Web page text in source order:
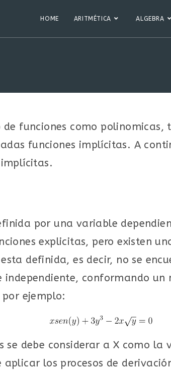
HOME ARITMÉTICA ALGEBRA
funciones como
funciones implícitas. A
por una variable
explicitas, pero existen
definida, es decir, no se
conformando
ejemplo:
se debe considerar a X como
los procesos de